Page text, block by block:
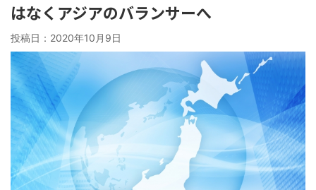
はなくアジアのバランサーへ
投稿日： 2020年10月9日